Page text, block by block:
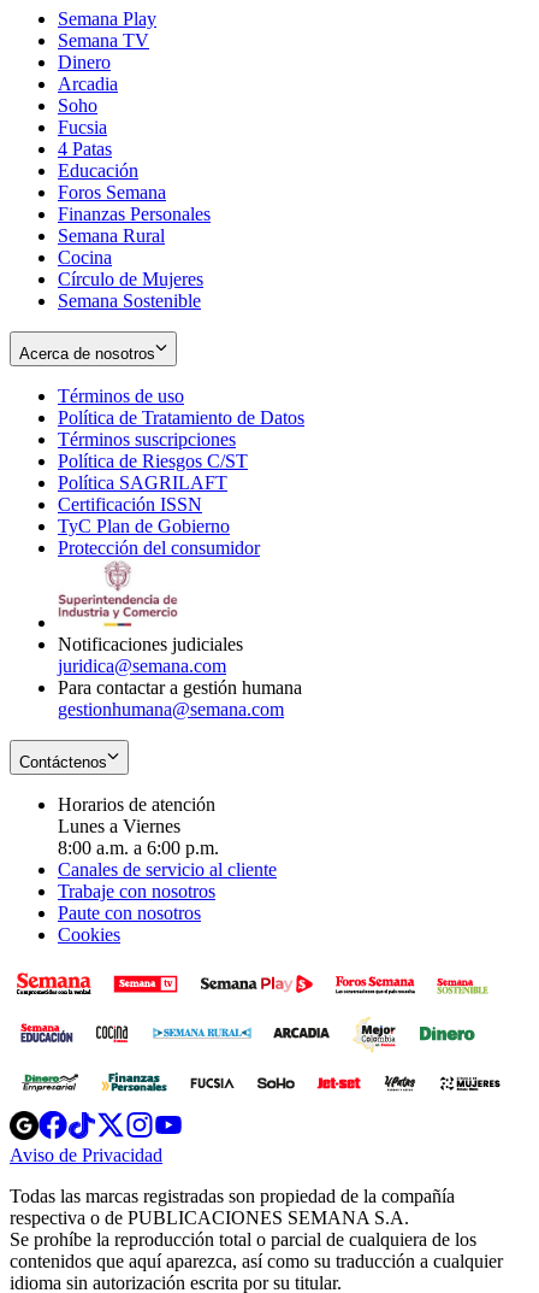
Semana Play
Semana TV
Dinero
Arcadia
Soho
in
new
window
Fucsia
in
new
window
4 Patas
Educación
Foros Semana
Finanzas Personales
Semana Rural
Cocina
Círculo de Mujeres
Semana Sostenible
Acerca de nosotros
Términos de uso
in
new
window
Política de Tratamiento de Datos
Términos suscripciones
in
Política de Riesgos C/ST
Política SAGRILAFT
new
window
Certificación ISSN
in
new
TyC Plan de Gobierno
in
Protección del consumidorOpens
Notificaciones judiciales
juridica@semana.com
Para contactar a gestión humana
gestionhumana@semana.com
Contáctenos
Horarios de atención
Lunes a Viernes
8:00 a.m. a 6:00 p.m.
Canales de servicio al cliente
Trabaje con nosotros
Paute con nosotros
Cookies
Opens
in
new
Opens
in
new
Opens
in
new
window
Opens
new
windowwindow
Aviso de Privacidad
new
window
Todas las marcas registradas son propiedad de la compañía
respectiva o de PUBLICACIONES SEMANA S.A.
Se prohíbe la reproducción total o parcial de cualquiera de los
contenidos que aquí aparezca, así como su traducción a cualquier
idioma sin autorización escrita por su titular.